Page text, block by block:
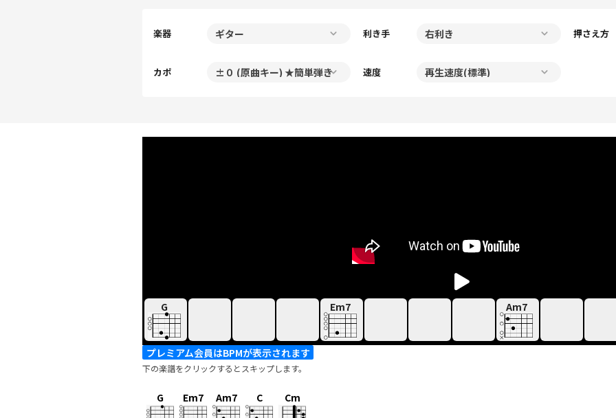
楽器 利き手 押さえ方
カポ 速度
G Em7 Am7
プレミアム会員はBPMが表示されます
下の楽譜をクリックするとスキップします。
G Em7 Am7 C Cm